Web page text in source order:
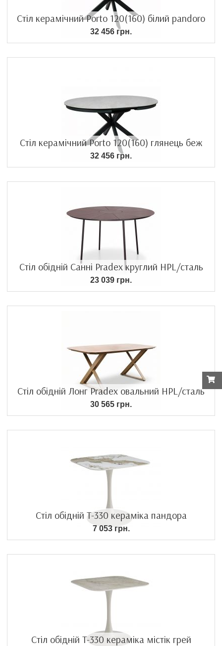
Стіл керамічний Porto 120(160) білий pandoro
32 456 грн.
Стіл керамічний Porto 120(160) глянець беж
32 456 грн.
Стіл обідній Санні Pradex круглий HPL/сталь
23 039 грн.
Стіл обідній Лонг Pradex овальний HPL/сталь
30 565 грн.
Стіл обідній T-330 кераміка пандора
7 053 грн.
Стіл обідній T-330 кераміка містік грей